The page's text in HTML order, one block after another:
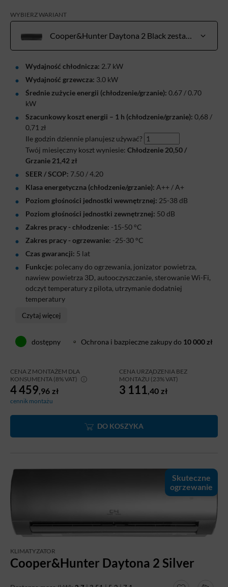
WYBIERZ WARIANT
Cooper&Hunter Daytona 2 Black zestaw 2,7 kW do pow. 20-30 m²
Wydajność chłodnicza: 2.7 kW
Wydajność grzewcza: 3.0 kW
Średnie zużycie energii (chłodzenie/grzanie): 0.67 / 0.70
kW
Szacunkowy koszt energii – 1 h (chłodzenie/grzanie): 0,68 /
0,71 zł
Ile godzin dziennie planujesz używać?
Twój miesięczny koszt wyniesie: Chłodzenie 20,50 /
Grzanie 21,42 zł
SEER / SCOP: 7.50 / 4.20
Klasa energetyczna (chłodzenie/grzanie): A++ / A+
Poziom głośności jednostki wewnętrznej: 25-38 dB
Poziom głośności jednostki zewnętrznej: 50 dB
Zakres pracy - chłodzenie: -15-50 °C
Zakres pracy - ogrzewanie: -25-30 °C
Czas gwarancji: 5 lat
Funkcje: polecany do ogrzewania, jonizator powietrza,
nawiew powietrza 3D, autooczyszczanie, sterowanie Wi-Fi,
odczyt temperatury z pilota, utrzymanie dodatniej
temperatury
Klimatyzator Cooper&Hunter Daytona 2 Black 2,7 kW
wykończeniu, idealny do sypialni, gabinetów i małych
użytkowania przez cały rok. Model oferuje wydajne
chłodzenie i ogrzewanie do -25°C, a zastosowanie
czynnika R32 wspiera energooszczędną pracę.
funkcjonalność urządzenia.
Czytaj więcej
dostępny Ochrona i bazpieczne zakupy do 10 000 zł
CENA Z MONTAŻEM DLA
KONSUMENTA (8% VAT)
4 459,96 zł
cennik montażu
CENA URZĄDZENIA BEZ
MONTAŻU (23% VAT)
3 111,40 zł
DO KOSZYKA
Skuteczne
ogrzewanie
KLIMATYZATOR
Cooper&Hunter Daytona 2 Silver